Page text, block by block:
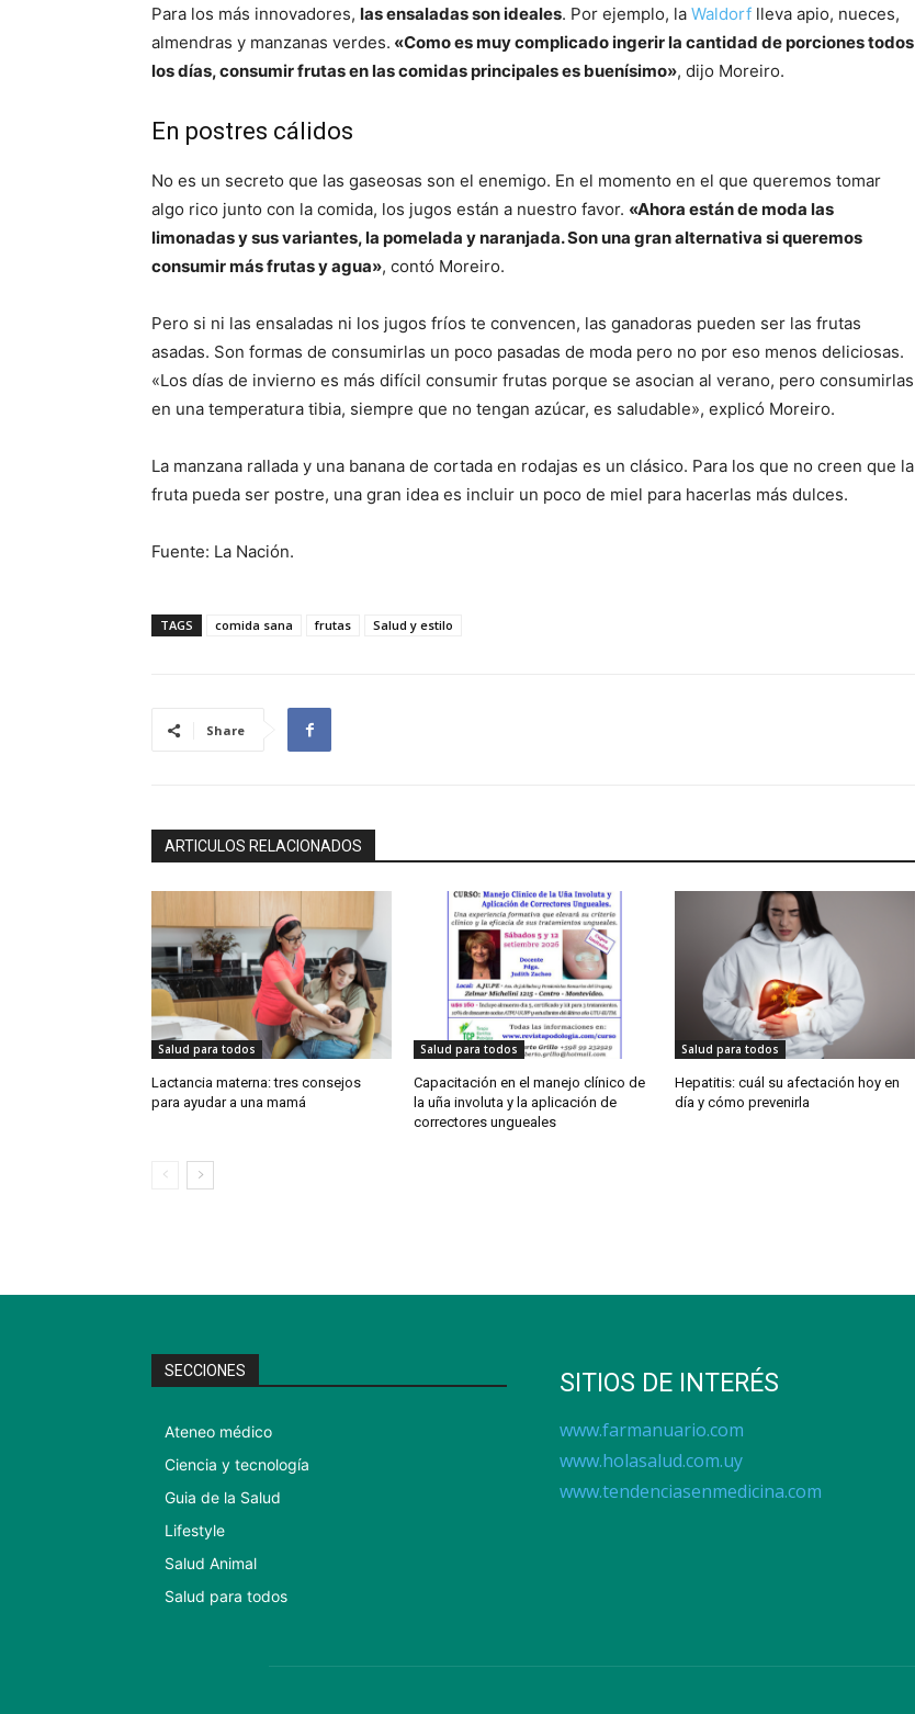
Para los más innovadores, las ensaladas son ideales. Por ejemplo, la Waldorf lleva apio, nueces,
almendras y manzanas verdes. «Como es muy complicado ingerir la cantidad de porciones todos
los días, consumir frutas en las comidas principales es buenísimo», dijo Moreiro.
En postres cálidos
No es un secreto que las gaseosas son el enemigo. En el momento en el que queremos tomar
algo rico junto con la comida, los jugos están a nuestro favor. «Ahora están de moda las
limonadas y sus variantes, la pomelada y naranjada. Son una gran alternativa si queremos
consumir más frutas y agua», contó Moreiro.
Pero si ni las ensaladas ni los jugos fríos te convencen, las ganadoras pueden ser las frutas
asadas. Son formas de consumirlas un poco pasadas de moda pero no por eso menos deliciosas.
«Los días de invierno es más difícil consumir frutas porque se asocian al verano, pero consumirlas
en una temperatura tibia, siempre que no tengan azúcar, es saludable», explicó Moreiro.
La manzana rallada y una banana de cortada en rodajas es un clásico. Para los que no creen que la
fruta pueda ser postre, una gran idea es incluir un poco de miel para hacerlas más dulces.
Fuente: La Nación.
TAGS comida sana frutas Salud y estilo
Share
ARTICULOS RELACIONADOS
Salud para todos
Lactancia materna: tres consejos
para ayudar a una mamá
Salud para todos
Capacitación en el manejo clínico de
la uña involuta y la aplicación de
correctores ungueales
Salud para todos
Hepatitis: cuál su afectación hoy en
día y cómo prevenirla
SECCIONES
Ateneo médico
Ciencia y tecnología
Guia de la Salud
Lifestyle
Salud Animal
Salud para todos
SITIOS DE INTERÉS
www.farmanuario.com
www.holasalud.com.uy
www.tendenciasenmedicina.com